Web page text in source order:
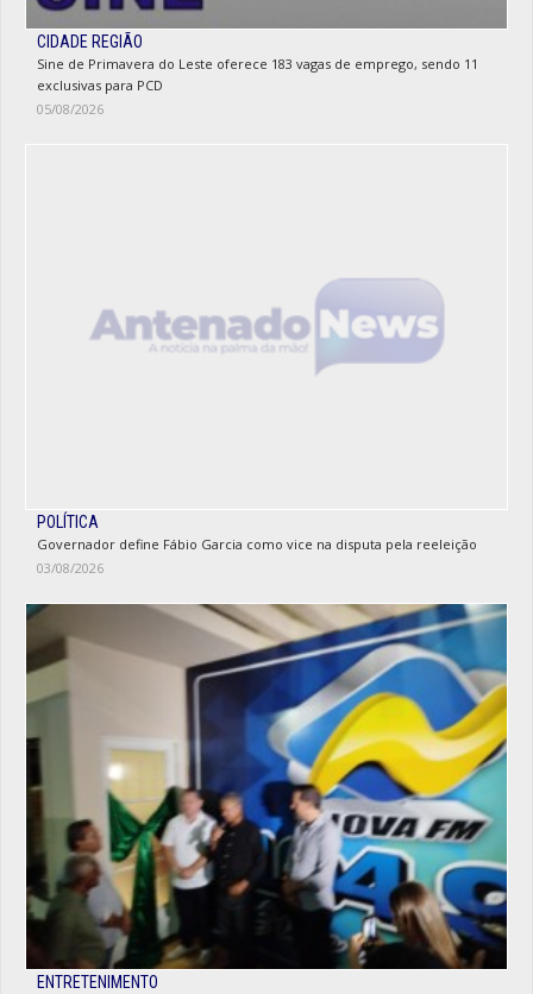
CIDADE REGIÃO
Sine de Primavera do Leste oferece 183 vagas de emprego, sendo 11
exclusivas para PCD
05/08/2026
POLÍTICA
Governador define Fábio Garcia como vice na disputa pela reeleição
03/08/2026
ENTRETENIMENTO